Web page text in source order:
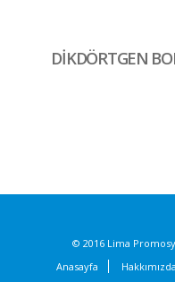
DİKDÖRTGEN
© 2016 Lima
Anasayfa
Hakkımızda